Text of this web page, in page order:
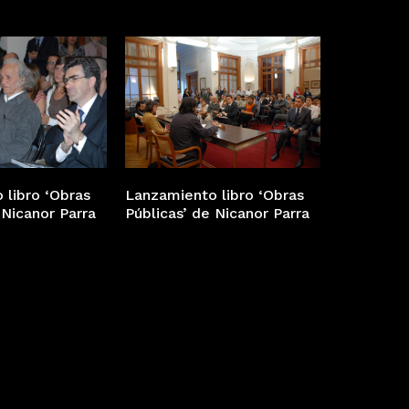
libro ‘Obras
Parra
Lanzamiento libro ‘Obras
Públicas’ de Nicanor Parra